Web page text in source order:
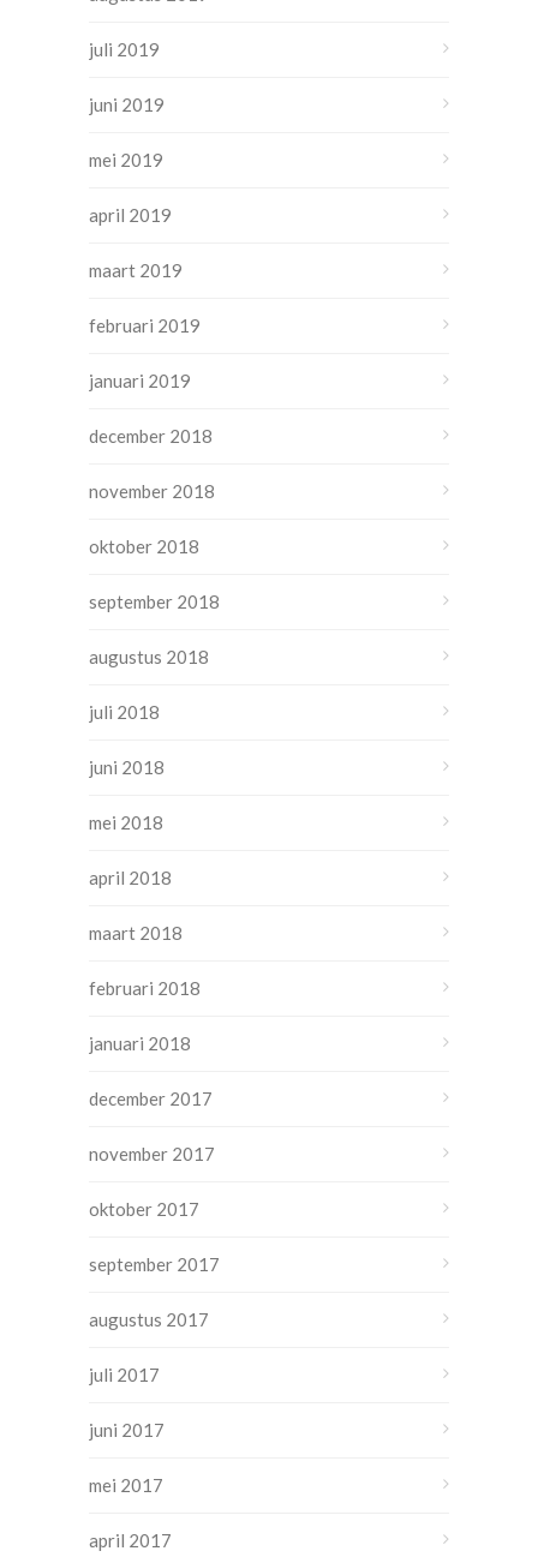
juli 2019
juni 2019
mei 2019
april 2019
maart 2019
februari 2019
januari 2019
december 2018
november 2018
oktober 2018
september 2018
augustus 2018
juli 2018
juni 2018
mei 2018
april 2018
maart 2018
februari 2018
januari 2018
december 2017
november 2017
oktober 2017
september 2017
augustus 2017
juli 2017
juni 2017
mei 2017
april 2017